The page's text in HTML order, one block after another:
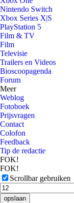
Nintendo Switch
Xbox Series X|S
PlayStation 5
Film & TV
Film
Televisie
Trailers en Videos
Bioscoopagenda
Forum
Meer
Weblog
Fotoboek
Prijsvragen
Contact
Colofon
Feedback
Tip de redactie
FOK!
FOK!
Scrollbar gebruiken
opslaan